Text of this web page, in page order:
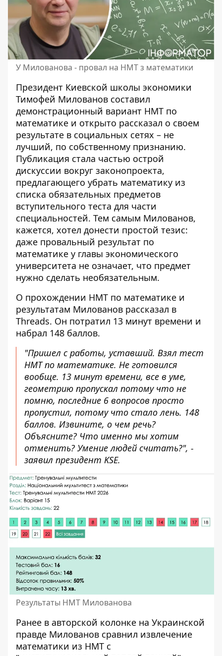
У Милованова - провал на НМТ з математики
Президент Киевской школы экономики
Тимофей Милованов составил
демонстрационный вариант НМТ по
математике и открыто рассказал о своем
результате в социальных сетях – не
лучший, по собственному признанию.
Публикация стала частью острой
дискуссии вокруг законопроекта,
предлагающего убрать математику из
списка обязательных предметов
вступительного теста для части
специальностей. Тем самым Милованов,
кажется, хотел донести простой тезис:
даже провальный результат по
математике у главы экономического
университета не означает, что предмет
нужно сделать необязательным.
О прохождении НМТ по математике и
результатам Милованов рассказал в
Threads. Он потратил 13 минут времени и
набрал 148 баллов.
"Пришел с работы, уставший. Взял тест
НМТ по математике. Не готовился
вообще. 13 минут времени, все в уме,
геометрию пропускал потому что не
помню, последние 6 вопросов просто
пропустил, потому что стало лень. 148
баллов. Извините, о чем речь?
Объясните? Что именно мы хотим
отменить? Умение людей считать?", -
заявил президент KSE.
Результаты НМТ Милованова
Ранее в авторской колонке на Украинской
правде Милованов сравнил извлечение
математики из НМТ с